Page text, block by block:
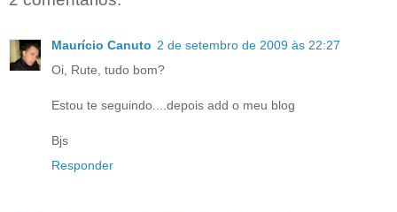
Maurício Canuto 2 de setembro de 2009 às 22:27
Oi, Rute, tudo bom?
Estou te seguindo....depois add o meu blog
Bjs
Responder